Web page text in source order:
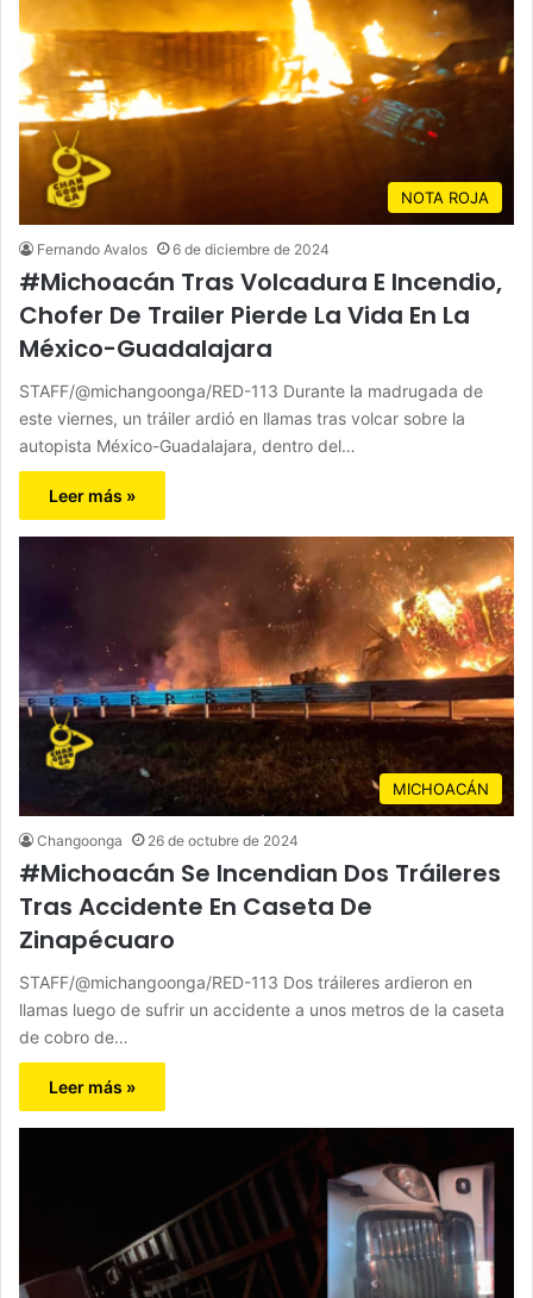
NOTA ROJA
Fernando Avalos 6 de diciembre de 2024
#Michoacán Tras Volcadura E Incendio,
Chofer De Trailer Pierde La Vida En La
México-Guadalajara
STAFF/@michangoonga/RED-113 Durante la madrugada de
este viernes, un tráiler ardió en llamas tras volcar sobre la
autopista México-Guadalajara, dentro del…
Leer más »
MICHOACÁN
Changoonga 26 de octubre de 2024
#Michoacán Se Incendian Dos Tráileres
Tras Accidente En Caseta De
Zinapécuaro
STAFF/@michangoonga/RED-113 Dos tráileres ardieron en
llamas luego de sufrir un accidente a unos metros de la caseta
de cobro de…
Leer más »